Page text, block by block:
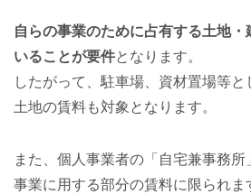
自らの事業のために占有する土地
いることが要件となります。
したがって、駐車場、資材置場等
土地の賃料も対象となります。
また、個人事業者の「自宅兼事務
事業に用する部分の賃料に限られま